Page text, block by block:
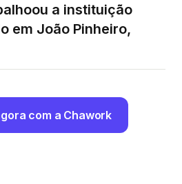
a instituição
em João Pinheiro,
com a Chawork